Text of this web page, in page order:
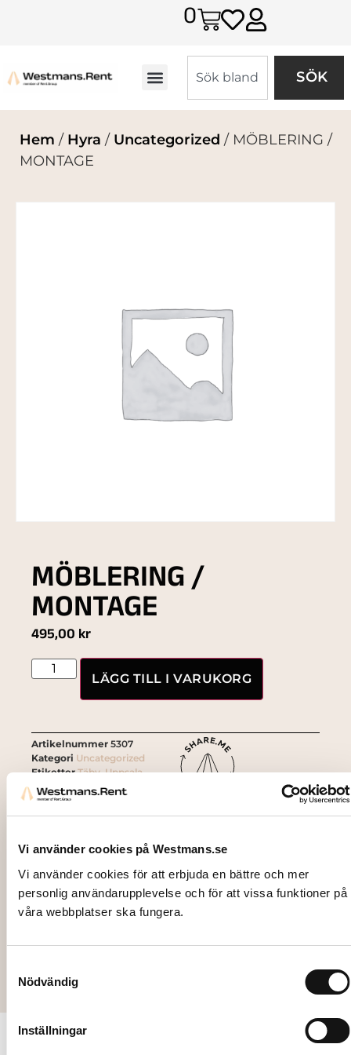
Vi använder cookies på Westmans.se
Vi använder cookies för att erbjuda en bättre och mer
personlig användarupplevelse och för att vissa funktioner på
våra webbplatser ska fungera.
Nödvändig
Inställningar
0
SÖK
Hem / Hyra / Uncategorized / MÖBLERING /
MONTAGE
MÖBLERING /
MONTAGE
495,00 kr
LÄGG TILL I VARUKORG
Artikelnummer 5307
Kategori Uncategorized
Etiketter Täby,Uppsala
Relaterade
produkter